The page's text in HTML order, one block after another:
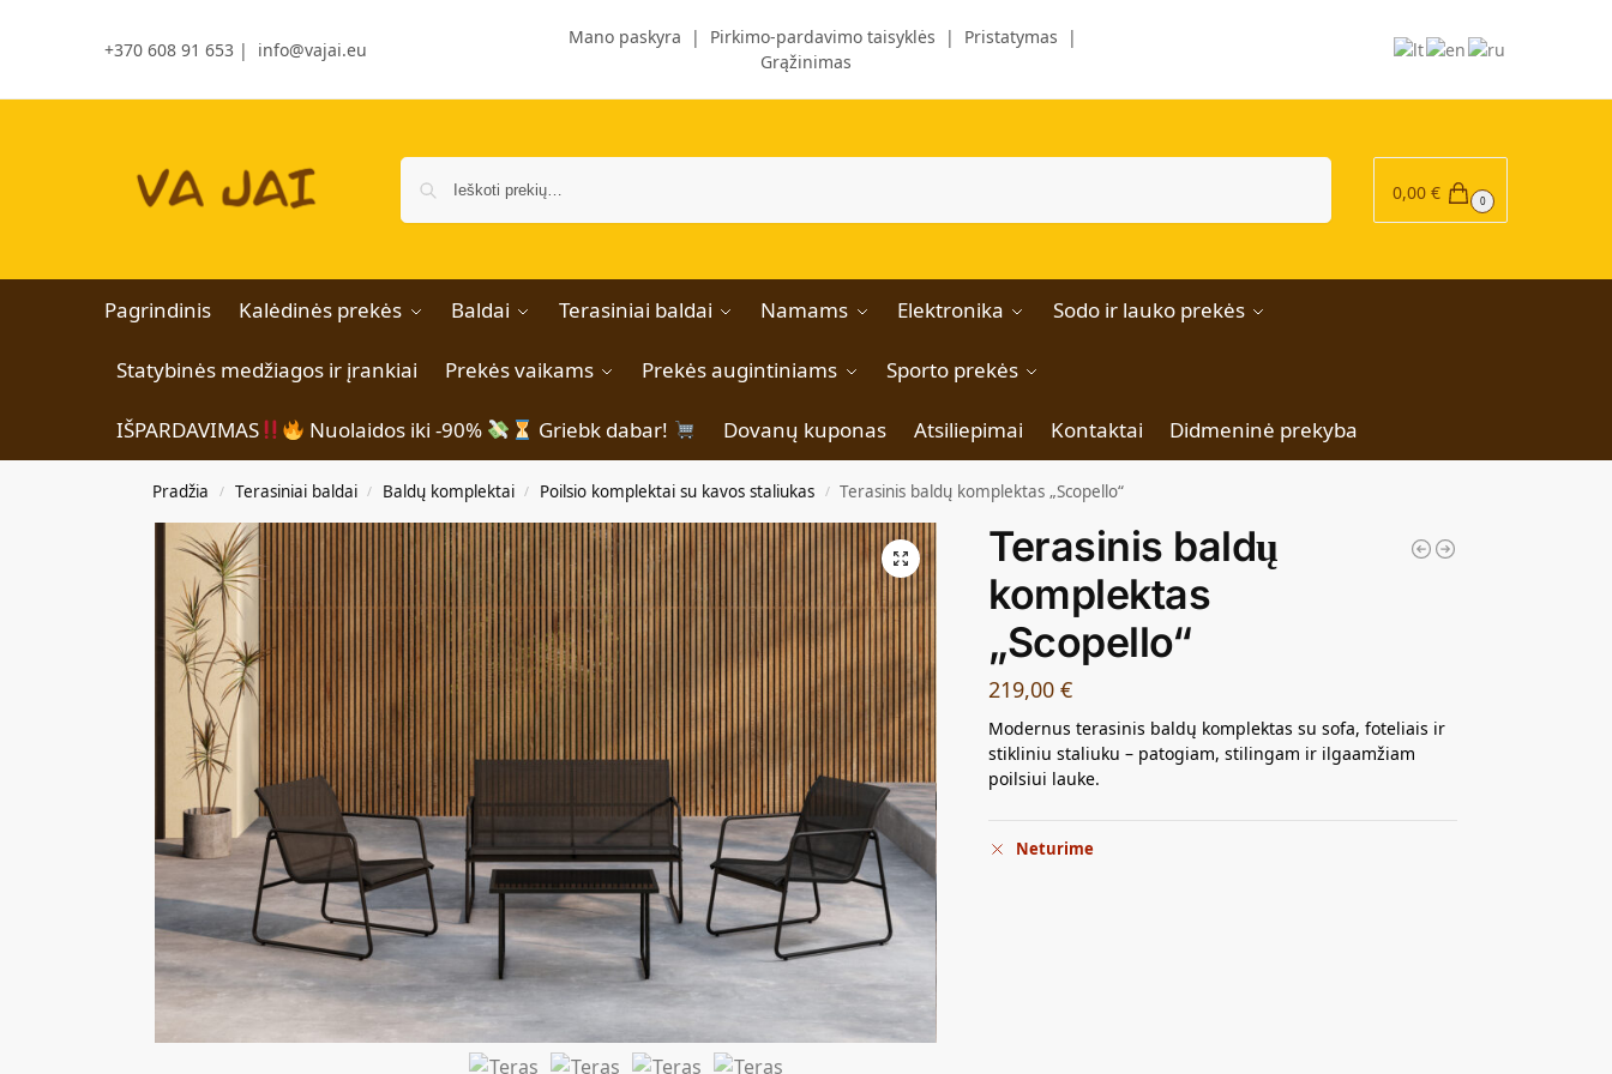
+370 608 91 653 | info@vajai.eu
Mano paskyra | Pirkimo-pardavimo taisyklės | Pristatymas |
Grąžinimas
0,00 € 0
Pagrindinis Kalėdinės prekės Baldai Terasiniai baldai Namams Elektronika Sodo ir lauko prekės
Statybinės medžiagos ir įrankiai Prekės vaikams Prekės augintiniams Sporto prekės
IŠPARDAVIMAS Nuolaidos iki -90% Griebk dabar! Dovanų kuponas Atsiliepimai Kontaktai Didmeninė prekyba
Pradžia / Terasiniai baldai / Baldų komplektai / Poilsio komplektai su kavos staliukas / Terasinis baldų komplektas „Scopello“
Terasinis baldų
komplektas
„Scopello“
219,00€
Modernus terasinis baldų komplektas su sofa, foteliais ir
stikliniu staliuku – patogiam, stilingam ir ilgaamžiam
poilsiui lauke.
Neturime